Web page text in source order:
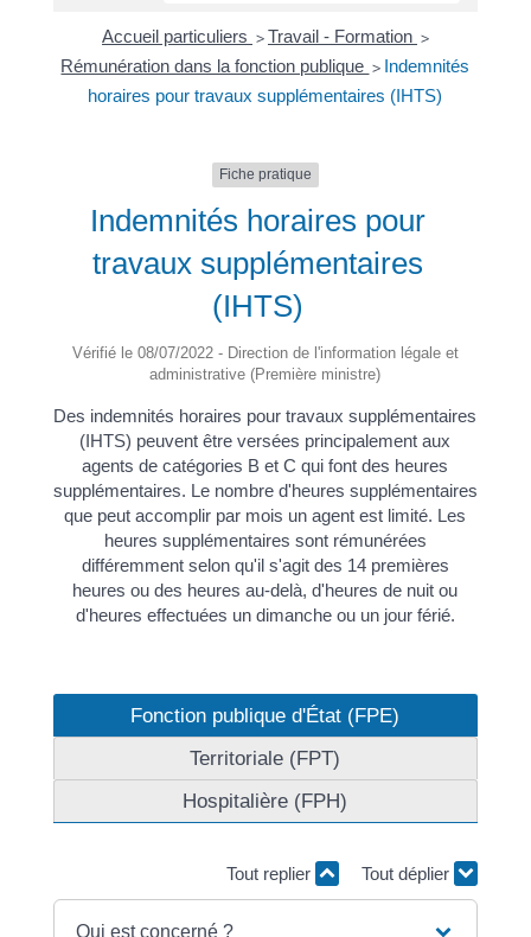
Accueil particuliers > Travail - Formation >
Rémunération dans la fonction publique > Indemnités
horaires pour travaux supplémentaires (IHTS)
Fiche pratique
Indemnités horaires pour
travaux supplémentaires
(IHTS)
Vérifié le 08/07/2022 - Direction de l'information légale et
administrative (Première ministre)
Des indemnités horaires pour travaux supplémentaires
(IHTS) peuvent être versées principalement aux
agents de catégories B et C qui font des heures
supplémentaires. Le nombre d'heures supplémentaires
que peut accomplir par mois un agent est limité. Les
heures supplémentaires sont rémunérées
différemment selon qu'il s'agit des 14 premières
heures ou des heures au-delà, d'heures de nuit ou
d'heures effectuées un dimanche ou un jour férié.
Fonction publique d'État (FPE)
Territoriale (FPT)
Hospitalière (FPH)
Tout replier Tout déplier
Qui est concerné ?